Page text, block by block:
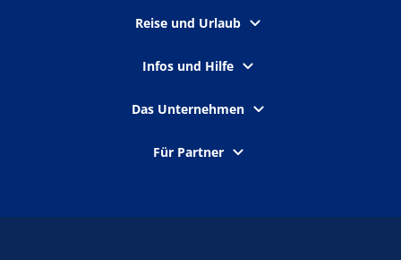
Reise und Urlaub
Infos und Hilfe
Das Unternehmen
Für Partner